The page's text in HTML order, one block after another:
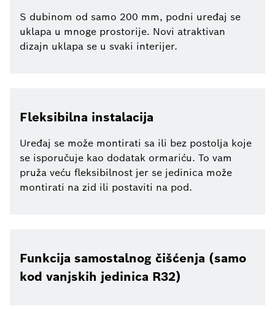
S dubinom od samo 200 mm, podni uređaj se
uklapa u mnoge prostorije. Novi atraktivan
dizajn uklapa se u svaki interijer.
Fleksibilna instalacija
Uređaj se može montirati sa ili bez postolja koje
se isporučuje kao dodatak ormariću. To vam
pruža veću fleksibilnost jer se jedinica može
montirati na zid ili postaviti na pod.
Funkcija samostalnog čišćenja (samo
kod vanjskih jedinica R32)